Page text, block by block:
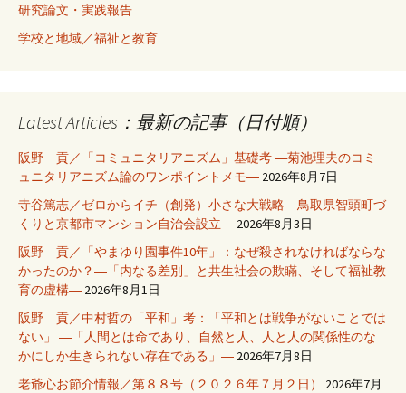
研究論文・実践報告
学校と地域／福祉と教育
Latest Articles：最新の記事（日付順）
阪野 貢／「コミュニタリアニズム」基礎考 ―菊池理夫のコミ
ュニタリアニズム論のワンポイントメモ― 2026年8月7日
寺谷篤志／ゼロからイチ（創発）小さな大戦略―鳥取県智頭町づ
くりと京都市マンション自治会設立― 2026年8月3日
阪野 貢／「やまゆり園事件10年」：なぜ殺されなければならな
かったのか？―「内なる差別」と共生社会の欺瞞、そして福祉教
育の虚構― 2026年8月1日
阪野 貢／中村哲の「平和」考：「平和とは戦争がないことでは
ない」 ―「人間とは命であり、自然と人、人と人の関係性のな
かにしか生きられない存在である」― 2026年7月8日
老爺心お節介情報／第８８号（２０２６年７月２日）
2026年7月